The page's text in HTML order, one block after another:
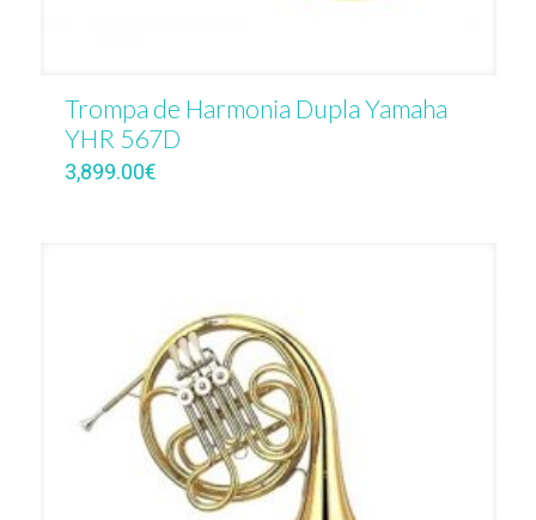
Trompa de Harmonia Dupla Yamaha
YHR 567D
3,899.00€